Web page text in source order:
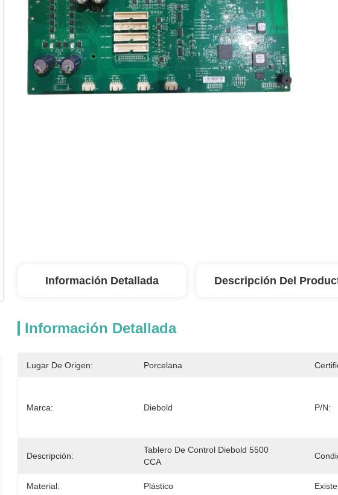
Información Detallada Descripción Del
Información Detallada
Lugar De Origen: Porcelana
Marca: Diebold P/N:
Descripción:
Tablero De Control Diebold 5500
CCA
Material: Plástico